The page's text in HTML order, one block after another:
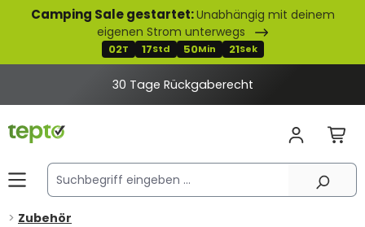
springen
Camping Sale gestartet:Unabhängig mit deinem
eigenen Strom unterwegs
02T 17Std 50Min 20Sek
30 Tage Rückgaberecht
Zubehör